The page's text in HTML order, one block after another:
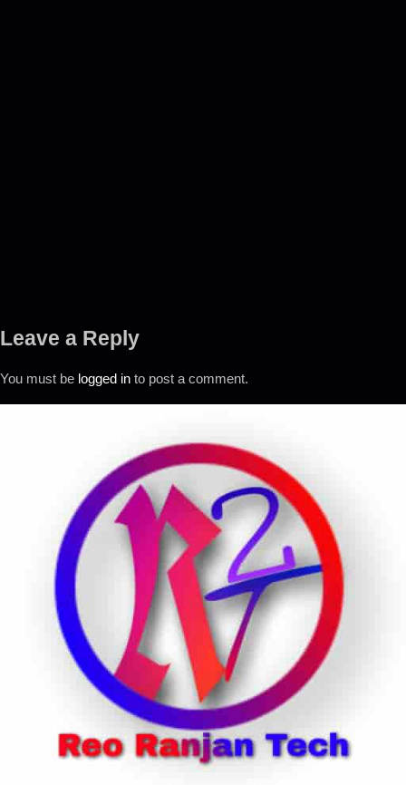
Leave a Reply
You must be logged in to post a comment.